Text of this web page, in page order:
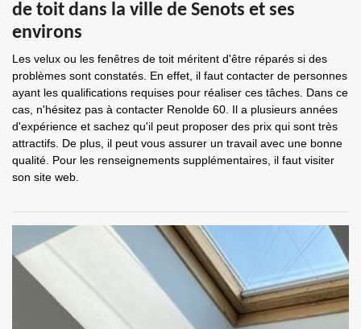
de toit dans la ville de Senots et ses
environs
Les velux ou les fenêtres de toit méritent d'être réparés si des
problèmes sont constatés. En effet, il faut contacter de personnes
ayant les qualifications requises pour réaliser ces tâches. Dans ce
cas, n'hésitez pas à contacter Renolde 60. Il a plusieurs années
d'expérience et sachez qu'il peut proposer des prix qui sont très
attractifs. De plus, il peut vous assurer un travail avec une bonne
qualité. Pour les renseignements supplémentaires, il faut visiter
son site web.